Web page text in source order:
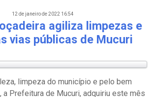
12 de janeiro de 2022 16:54
agiliza limpezas e
vias públicas de Mucuri
limpeza do município e pelo bem
a Prefeitura de Mucuri, adquiriu este mês